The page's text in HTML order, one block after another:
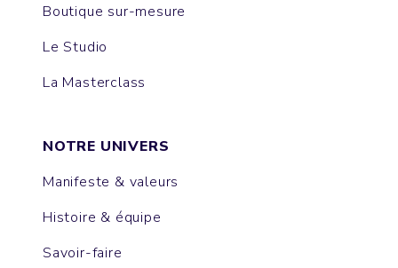
Boutique sur-mesure
Le Studio
La Masterclass
NOTRE UNIVERS
Manifeste & valeurs
Histoire & équipe
Savoir-faire